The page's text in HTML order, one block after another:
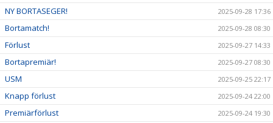
NY BORTASEGER! 2025-09-28 17:36
Bortamatch! 2025-09-28 08:30
Förlust 2025-09-27 14:33
Bortapremiär! 2025-09-27 08:30
USM 2025-09-25 22:17
Knapp förlust 2025-09-24 22:00
Premiärförlust 2025-09-24 19:30